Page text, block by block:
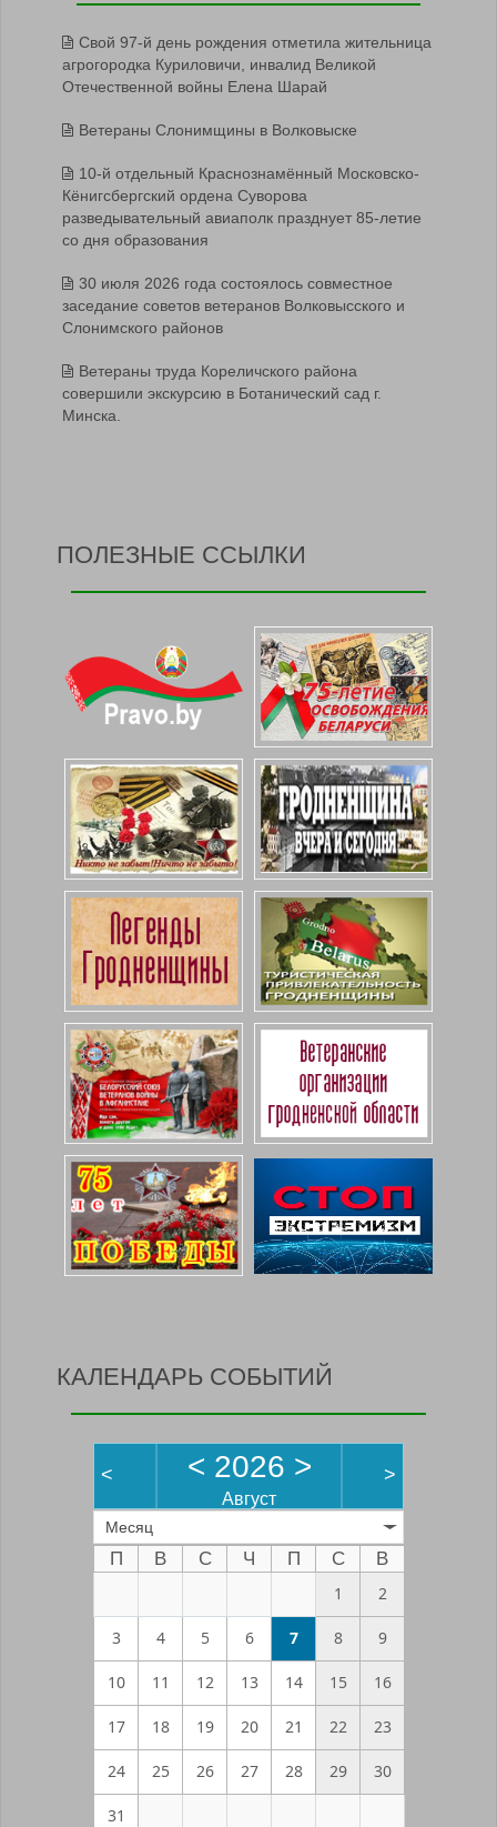
Свой 97-й день рождения отметила жительница
агрогородка Куриловичи, инвалид Великой
Отечественной войны Елена Шарай
Ветераны Слонимщины в Волковыске
10-й отдельный Краснознамённый Московско-
Кёнигсбергский ордена Суворова
разведывательный авиаполк празднует 85-летие
со дня образования
30 июля 2026 года состоялось совместное
заседание советов ветеранов Волковысского и
Слонимского районов
Ветераны труда Кореличского района
совершили экскурсию в Ботанический сад г.
Минска.
ПОЛЕЗНЫЕ ССЫЛКИ
КАЛЕНДАРЬ СОБЫТИЙ
< < 2026 >
Август
>
Месяц
П В С Ч П С
В
1
2
3 4 5 6 7 8 9
10 11 12 13 14 15 16
17 18 19 20 21 22 23
24 25 26 27 28 29 30
31